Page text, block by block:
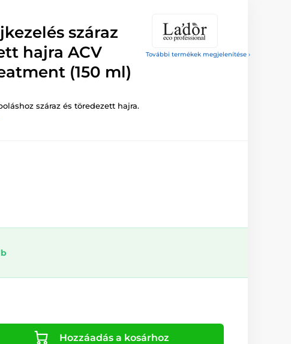
További termékek megjelenítése ›
száraz
hajra ACV
(150 ml)
száraz és töredezett hajra.
Hozzáadás a kosárhoz